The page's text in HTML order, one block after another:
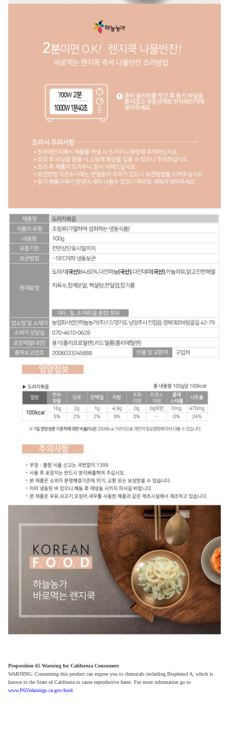
Proposition 65 Warning for California Consumers
WARNING: Consuming this product can expose you to chemicals including Bisphenol A, which is
known to the State of California to cause reproductive harm. For more information go to
www.P65Warnings.ca.gov/food